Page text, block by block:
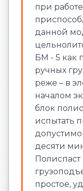
при
данной
БМ - 5 как
ручных
реже – в
началом
блок
испытать
десяти
простое,